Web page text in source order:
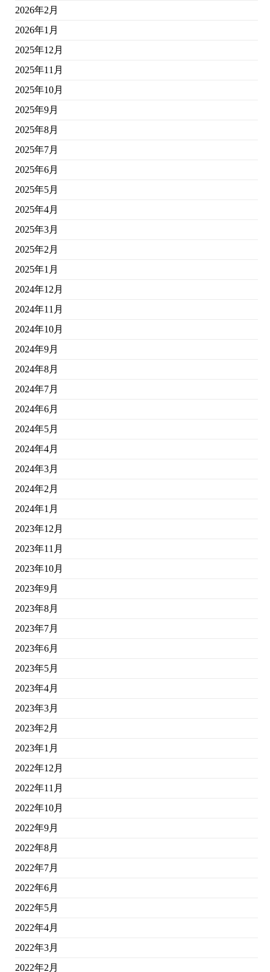
2026年2月
2026年1月
2025年12月
2025年11月
2025年10月
2025年9月
2025年8月
2025年7月
2025年6月
2025年5月
2025年4月
2025年3月
2025年2月
2025年1月
2024年12月
2024年11月
2024年10月
2024年9月
2024年8月
2024年7月
2024年6月
2024年5月
2024年4月
2024年3月
2024年2月
2024年1月
2023年12月
2023年11月
2023年10月
2023年9月
2023年8月
2023年7月
2023年6月
2023年5月
2023年4月
2023年3月
2023年2月
2023年1月
2022年12月
2022年11月
2022年10月
2022年9月
2022年8月
2022年7月
2022年6月
2022年5月
2022年4月
2022年3月
2022年2月